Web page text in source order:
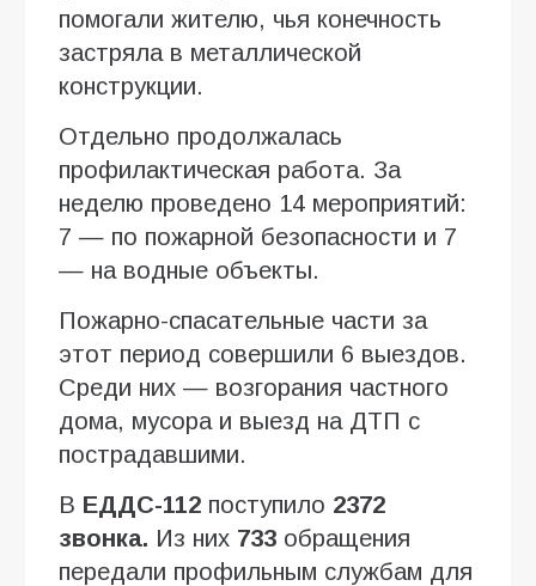
помогали жителю, чья конечность
застряла в металлической
конструкции.
Отдельно продолжалась
профилактическая работа. За
неделю проведено 14 мероприятий:
7 — по пожарной безопасности и 7
— на водные объекты.
Пожарно-спасательные части за
этот период совершили 6 выездов.
Среди них — возгорания частного
дома, мусора и выезд на ДТП с
пострадавшими.
В ЕДДС-112 поступило 2372
звонка. Из них 733 обращения
передали профильным службам для